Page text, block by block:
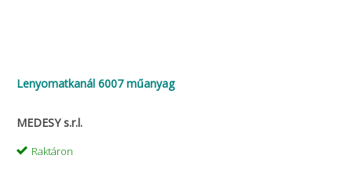
Lenyomatkanál 6007 műanyag
MEDESY s.r.l.
Raktáron